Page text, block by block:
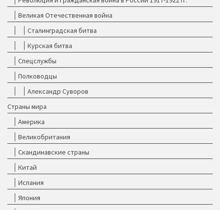
Великая Отечественная война
Сталинградская битва
Курская битва
Спецслужбы
Полководцы
Александр Суворов
Страны мира
Америка
Великобритания
Скандинавские страны
Китай
Испания
Япония